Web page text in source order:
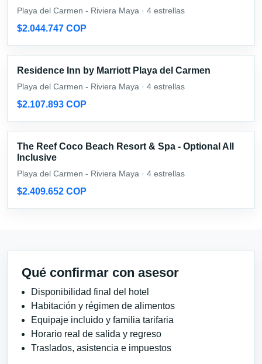
Playa del Carmen - Riviera Maya · 4 estrellas
$2.044.747 COP
Residence Inn by Marriott Playa del Carmen
Playa del Carmen - Riviera Maya · 4 estrellas
$2.107.893 COP
The Reef Coco Beach Resort & Spa - Optional All
Inclusive
Playa del Carmen - Riviera Maya · 4 estrellas
$2.409.652 COP
Qué confirmar con asesor
Disponibilidad final del hotel
Habitación y régimen de alimentos
Equipaje incluido y familia tarifaria
Horario real de salida y regreso
Traslados, asistencia e impuestos